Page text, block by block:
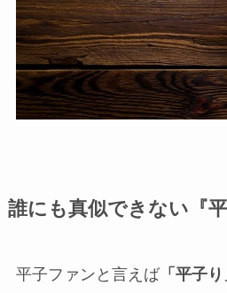
誰にも真似できない『平
平子ファンと言えば「平子